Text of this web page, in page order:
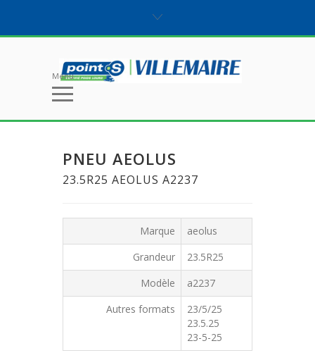
Menu
PNEU AEOLUS
23.5R25 AEOLUS A2237
Marque
aeolus
Grandeur
23.5R25
Modèle
a2237
Autres formats
23/5/25
23.5.25
23-5-25